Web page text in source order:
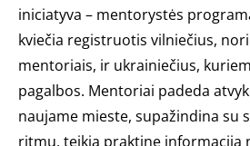
iniciatyva – mentorystės
kviečia registruotis vilniečius,
mentoriais, ir ukrainiečius,
pagalbos. Mentoriai padeda
naujame mieste, supažindina su
ritmu, teikia praktinę informaciją